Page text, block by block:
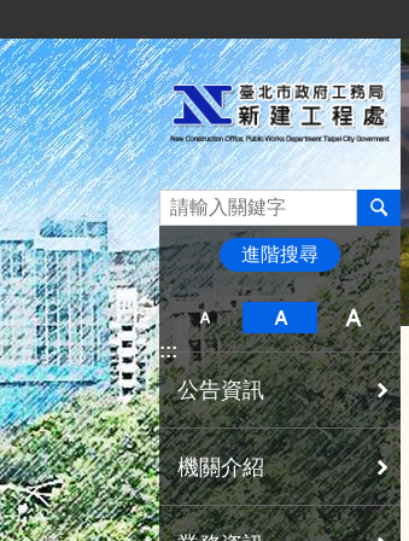
進階搜尋
:::
公告資訊
機關介紹